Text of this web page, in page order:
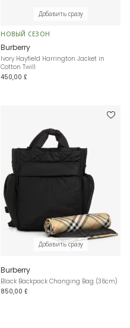
Добавить сразу
НОВЫЙ СЕЗОН
Burberry
Ivory Hayfield Harrington Jacket in
Cotton Twill
450,00 £
Добавить сразу
Burberry
Black Backpack Changing Bag (36cm)
850,00 £